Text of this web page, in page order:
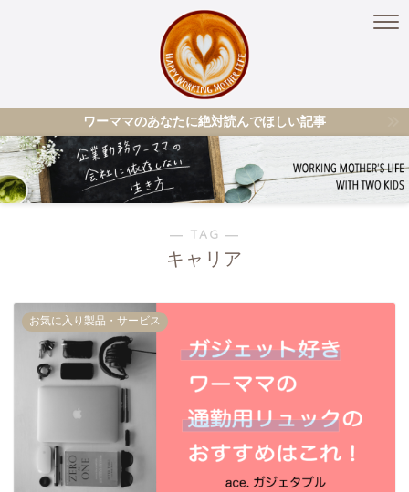
ワーママのあなたに絶対読んでほしい記事
― TAG ―
キャリア
お気に入り製品・サービス